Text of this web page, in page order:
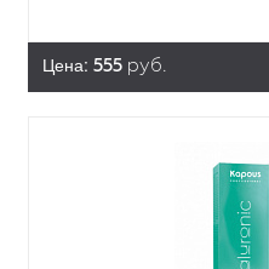
Цена: 555 руб.